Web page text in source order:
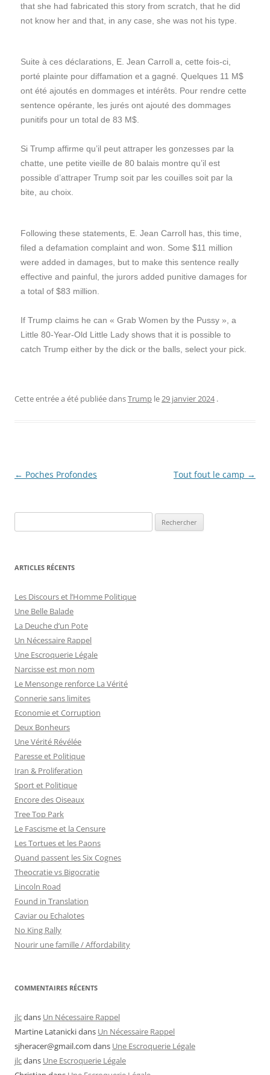
that she had fabricated this story from scratch, that he did
not know her and that, in any case, she was not his type.
Suite à ces déclarations, E. Jean Carroll a, cette fois-ci,
porté plainte pour diffamation et a gagné. Quelques 11 M$
ont été ajoutés en dommages et intérêts. Pour rendre cette
sentence opérante, les jurés ont ajouté des dommages
punitifs pour un total de 83 M$.
Si Trump affirme qu’il peut attraper les gonzesses par la
chatte, une petite vieille de 80 balais montre qu’il est
possible d’attraper Trump soit par les couilles soit par la
bite, au choix.
Following these statements, E. Jean Carroll has, this time,
filed a defamation complaint and won. Some $11 million
were added in damages, but to make this sentence really
effective and painful, the jurors added punitive damages for
a total of $83 million.
If Trump claims he can « Grab Women by the Pussy », a
Little 80-Year-Old Little Lady shows that it is possible to
catch Trump either by the dick or the balls, select your pick.
Cette entrée a été publiée dansTrump le29 janvier 2024 .
Navigation
← Poches Profondes Tout fout le camp →
ARTICLES RÉCENTS
Les Discours et l’Homme Politique
Une Belle Balade
La Deuche d’un Pote
Un Nécessaire Rappel
Une Escroquerie Légale
Narcisse est mon nom
Le Mensonge renforce La Vérité
Connerie sans limites
Economie et Corruption
Deux Bonheurs
Une Vérité Révélée
Paresse et Politique
Iran & Proliferation
Sport et Politique
Encore des Oiseaux
Tree Top Park
Le Fascisme et la Censure
Les Tortues et les Paons
Quand passent les Six Cognes
Theocratie vs Bigocratie
Lincoln Road
Found in Translation
Caviar ou Echalotes
No King Rally
Nourir une famille / Affordability
COMMENTAIRES RÉCENTS
jlcdans Un Nécessaire Rappel
Martine Latanickidans Un Nécessaire Rappel
sjheracer@gmail.com dans Une Escroquerie Légale
jlcdans Une Escroquerie Légale